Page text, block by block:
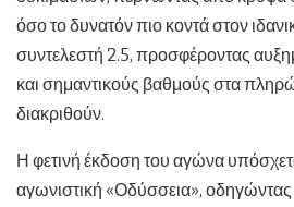
όσο το δυνατόν πιο κοντά στον
συντελεστή 2.5, προσφέροντας
και σημαντικούς βαθμούς στα
διακριθούν.
Η φετινή έκδοση του αγώνα
αγωνιστική «Οδύσσεια»,